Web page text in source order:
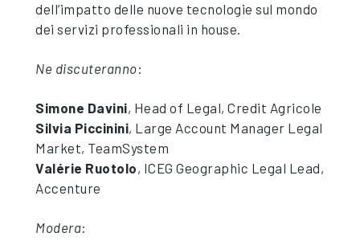
dell’impatto delle nuove tecnologie sul mondo
dei servizi professionali in house.
Ne discuteranno:
Simone Davini, Head of Legal, Credit Agricole
Silvia Piccinini, Large Account Manager Legal
Market, TeamSystem
Valérie Ruotolo, ICEG Geographic Legal Lead,
Accenture
Modera: